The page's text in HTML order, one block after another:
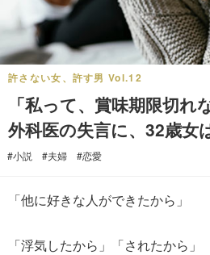
許さない女、許す男 Vol.12
「私って、賞味期限切れ
外科医の失言に、32歳女
#小説 #夫婦 #恋愛
「他に好きな人ができたから」
「浮気したから」「されたから」